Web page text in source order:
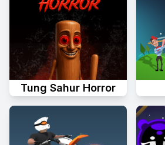
Tung Sahur Horror